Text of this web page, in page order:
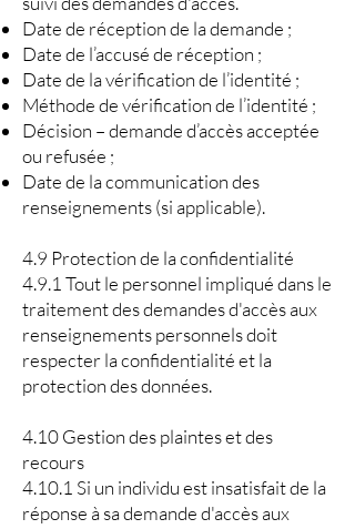
Date de réception de la demande ;
Date de l’accusé de réception ;
Date de la vérification de l’identité ;
Méthode de vérification de l’identité ;
Décision – demande d’accès acceptée
ou refusée ;
Date de la communication des
renseignements (si applicable).
4.9 Protection de la confidentialité
4.9.1 Tout le personnel impliqué dans le
traitement des demandes d'accès aux
renseignements personnels doit
respecter la confidentialité et la
protection des données.
4.10 Gestion des plaintes et des
recours
4.10.1 Si un individu est insatisfait de la
réponse à sa demande d'accès aux